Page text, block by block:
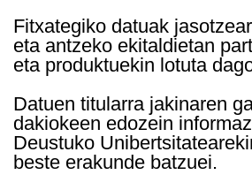
Fitxategiko datuak
eta antzeko ekitaldietan
eta produktuekin lotuta
Datuen titularra jakinaren
dakiokeen edozein
Deustuko
beste erakunde batzuei.